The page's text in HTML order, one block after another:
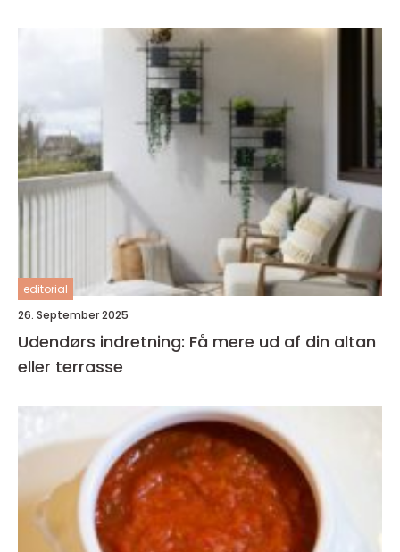
editorial
26. September 2025
Udendørs indretning: Få mere ud af din altan
eller terrasse